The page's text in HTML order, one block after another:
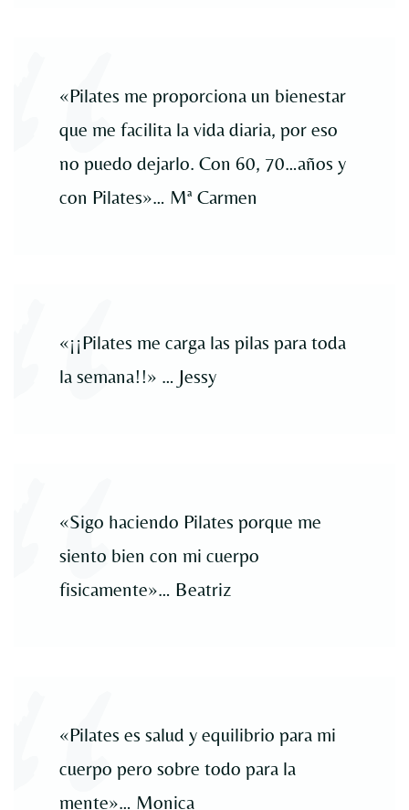
«Pilates me proporciona un bienestar
que me facilita la vida diaria, por eso
no puedo dejarlo. Con 60, 70…años y
con Pilates»… Mª Carmen
«¡¡Pilates me carga las pilas para toda
la semana!!» … Jessy
«Sigo haciendo Pilates porque me
siento bien con mi cuerpo
fisicamente»… Beatriz
«Pilates es salud y equilibrio para mi
cuerpo pero sobre todo para la
mente»… Monica